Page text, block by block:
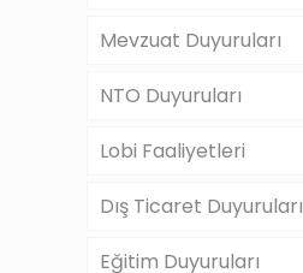
Mevzuat Duyuruları
NTO Duyuruları
Lobi Faaliyetleri
Dış Ticaret Duyuruları
Eğitim Duyuruları